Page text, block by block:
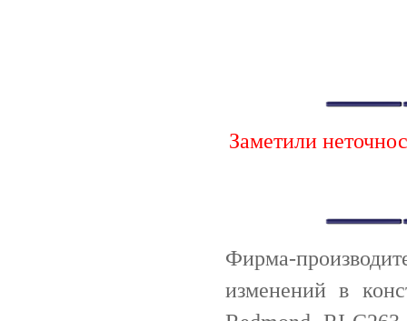
Заметили
Фирма-
изменений в